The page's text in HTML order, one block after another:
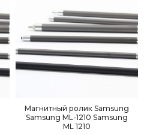
Магнитный ролик Samsung
Samsung ML-1210 Samsung
ML 1210